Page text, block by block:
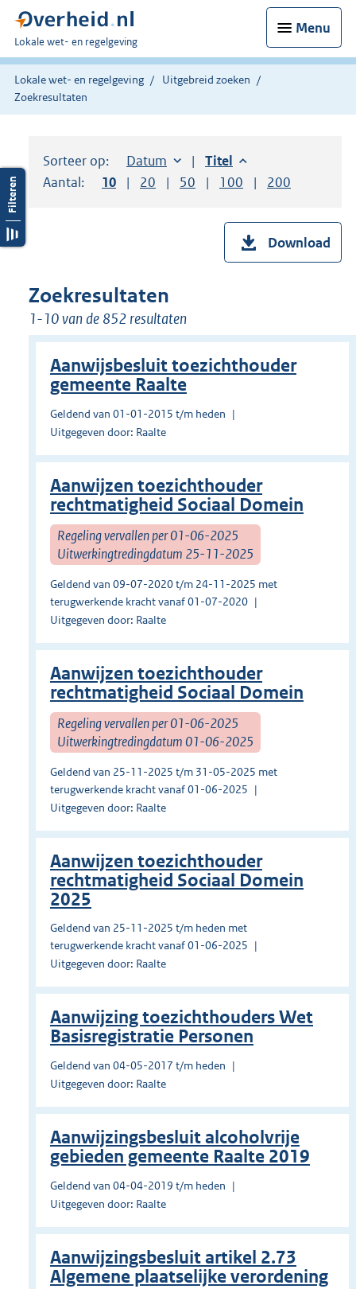
Menu
U
bent
hier:
Lokale wet- en regelgeving
Lokale wet- en regelgeving
Uitgebreid zoeken
Zoekresultaten
Sorteer op: Sorteer op:
Datum aflopendSorteer op:
Titel aflopend
Aantal:
Toon
10 resultaten per pagina
Toon
20 resultaten per pagina
Toon
50 resultaten per pagina
Toon
100 resultaten per
Toon
200
Download
Zoekresultaten
1-10 van de 852 resultaten
Aanwijsbesluit toezichthouder
gemeente Raalte
Geldend van 01-01-2015 t/m heden
Uitgegeven door: Raalte
Aanwijzen toezichthouder
rechtmatigheid Sociaal Domein
Regeling vervallen per 01-06-2025
Uitwerkingtredingdatum 25-11-2025
Geldend van 09-07-2020 t/m 24-11-2025 met
terugwerkende kracht vanaf 01-07-2020
Uitgegeven door: Raalte
Aanwijzen toezichthouder
rechtmatigheid Sociaal Domein
Regeling vervallen per 01-06-2025
Uitwerkingtredingdatum 01-06-2025
Geldend van 25-11-2025 t/m 31-05-2025 met
terugwerkende kracht vanaf 01-06-2025
Uitgegeven door: Raalte
Aanwijzen toezichthouder
rechtmatigheid Sociaal Domein
2025
Geldend van 25-11-2025 t/m heden met
terugwerkende kracht vanaf 01-06-2025
Uitgegeven door: Raalte
Aanwijzing toezichthouders Wet
Basisregistratie Personen
Geldend van 04-05-2017 t/m heden
Uitgegeven door: Raalte
Aanwijzingsbesluit alcoholvrije
gebieden gemeente Raalte 2019
Geldend van 04-04-2019 t/m heden
Uitgegeven door: Raalte
Aanwijzingsbesluit artikel 2.73
Algemene plaatselijke verordening